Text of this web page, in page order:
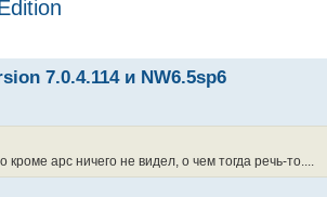
7.0.4.114 и NW6.5sp6
apc ничего не видел, о чем тогда речь-то....